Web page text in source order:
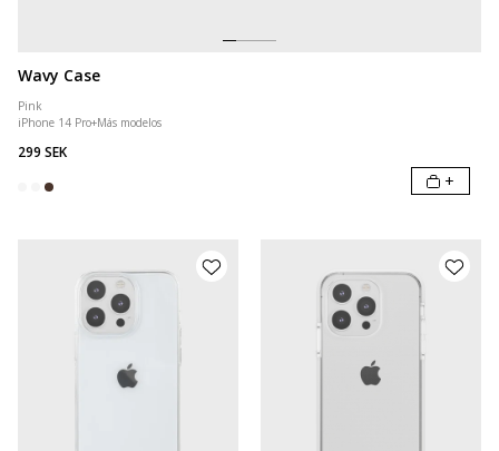
Wavy Case
Pink
iPhone 14 Pro+Más modelos
299 SEK
+